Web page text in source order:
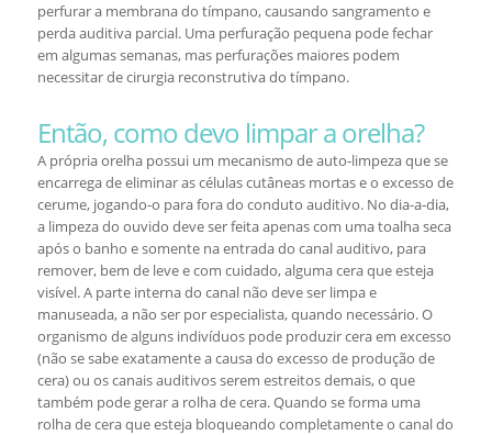
perfurar a membrana do tímpano, causando sangramento e
perda auditiva parcial. Uma perfuração pequena pode fechar
em algumas semanas, mas perfurações maiores podem
necessitar de cirurgia reconstrutiva do tímpano.
Então, como devo limpar a orelha?
A própria orelha possui um mecanismo de auto-limpeza que se
encarrega de eliminar as células cutâneas mortas e o excesso de
cerume, jogando-o para fora do conduto auditivo. No dia-a-dia,
a limpeza do ouvido deve ser feita apenas com uma toalha seca
após o banho e somente na entrada do canal auditivo, para
remover, bem de leve e com cuidado, alguma cera que esteja
visível. A parte interna do canal não deve ser limpa e
manuseada, a não ser por especialista, quando necessário. O
organismo de alguns indivíduos pode produzir cera em excesso
(não se sabe exatamente a causa do excesso de produção de
cera) ou os canais auditivos serem estreitos demais, o que
também pode gerar a rolha de cera. Quando se forma uma
rolha de cera que esteja bloqueando completamente o canal do